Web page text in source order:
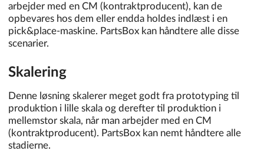
arbejder med en CM (kontraktproducent), kan de
opbevares hos dem eller endda holdes indlæst i en
pick&place-maskine. PartsBox kan håndtere alle disse
scenarier.
Skalering
Denne løsning skalerer meget godt fra prototyping til
produktion i lille skala og derefter til produktion i
mellemstor skala, når man arbejder med en CM
(kontraktproducent). PartsBox kan nemt håndtere alle
stadierne.